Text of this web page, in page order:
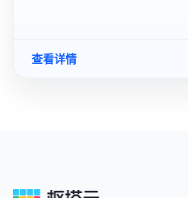
查看详情